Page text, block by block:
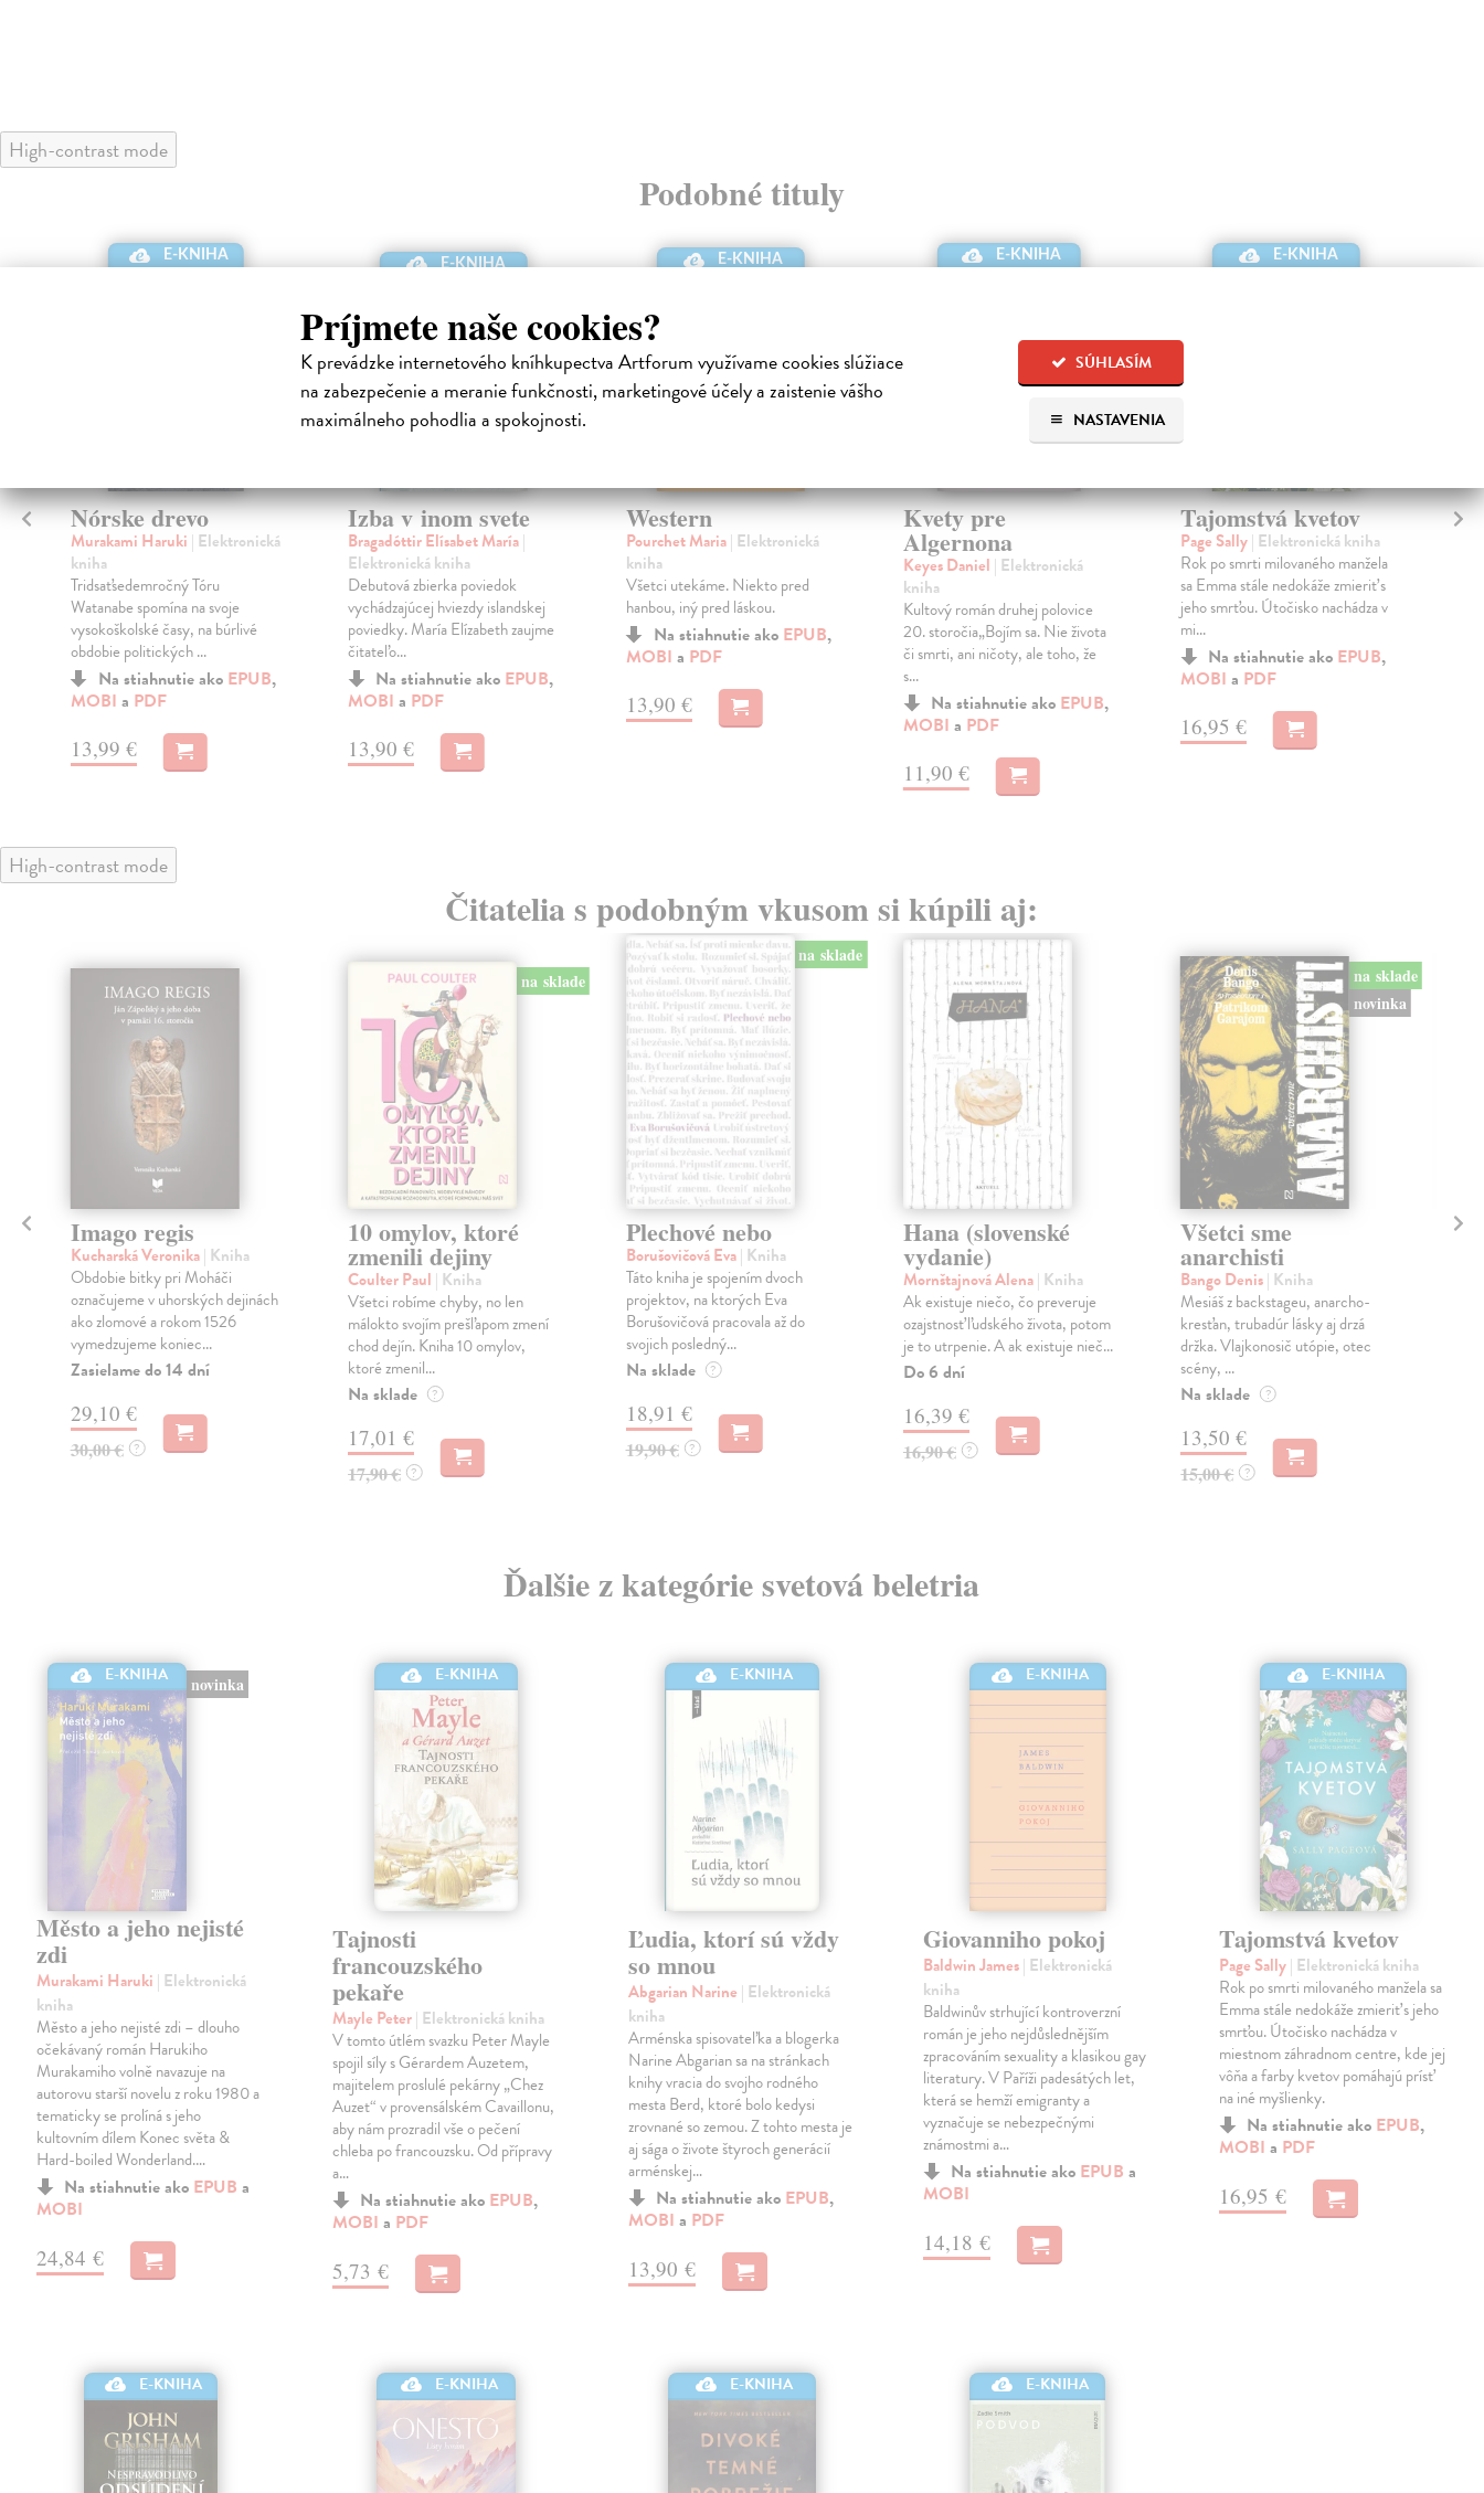
Príjmete naše cookies?
K prevádzke internetového kníhkupectva Artforum využívame cookies slúžiace
na zabezpečenie a meranie funkčnosti, marketingové účely a zaistenie vášho
maximálneho pohodlia a spokojnosti.
SÚHLASÍM
NASTAVENIA
High-contrast mode
Podobné tituly
E-KNIHA
Nórske drevo
Murakami Haruki | Elektronická
kniha
Tridsaťsedemročný Tóru
Watanabe spomína na svoje
vysokoškolské časy, na búrlivé
obdobie politických ...
Na stiahnutie ako EPUB,
MOBI a PDF
13,99 €
E-KNIHA
Izba v inom svete
Bragadóttir Elísabet María|
Elektronická kniha
Debutová zbierka poviedok
vychádzajúcej hviezdy islandskej
poviedky. María Elízabeth zaujme
čitateľo...
Na stiahnutie ako EPUB,
MOBI a PDF
13,90 €
E-KNIHA
Western
Pourchet Maria| Elektronická
kniha
Všetci utekáme. Niekto pred
hanbou, iný pred láskou.
Na stiahnutie ako EPUB,
MOBI a PDF
13,90 €
E-KNIHA
Kvety pre
Algernona
Keyes Daniel | Elektronická
kniha
Kultový román druhej polovice
20. storočia„Bojím sa. Nie života
či smrti, ani ničoty, ale toho, že
s...
Na stiahnutie ako EPUB,
MOBI a PDF
11,90 €
E-KNIHA
Tajomstvá kvetov
Page Sally| Elektronická kniha
Rok po smrti milovaného manžela
sa Emma stále nedokáže zmieriť s
jeho smrťou. Útočisko nachádza v
mi...
Na stiahnutie ako EPUB,
MOBI a PDF
16,95 €
High-contrast mode
Čitatelia s podobným vkusom si kúpili aj:
Imago regis
Kucharská Veronika| Kniha
Obdobie bitky pri Moháči
označujeme v uhorských dejinách
ako zlomové a rokom 1526
vymedzujeme koniec...
Zasielame do 14 dní
29,10 €
30,00 € ?
na sklade
10 omylov, ktoré
zmenili dejiny
Coulter Paul | Kniha
Všetci robíme chyby, no len
málokto svojím prešľapom zmení
chod dejín. Kniha 10 omylov,
ktoré zmenil...
Na sklade ?
17,01 €
17,90 € ?
na sklade
Plechové nebo
Borušovičová Eva| Kniha
Táto kniha je spojením dvoch
projektov, na ktorých Eva
Borušovičová pracovala až do
svojich posledný...
Na sklade ?
18,91 €
19,90 € ?
Hana (slovenské
vydanie)
Mornštajnová Alena| Kniha
Ak existuje niečo, čo preveruje
ozajstnosť ľudského života, potom
je to utrpenie. A ak existuje nieč...
Do 6 dní
16,39 €
16,90 € ?
na sklade
novinka
Všetci sme
anarchisti
Bango Denis| Kniha
Mesiáš z backstageu, anarcho-
kresťan, trubadúr lásky aj drzá
držka. Vlajkonosič utópie, otec
scény, ...
Na sklade ?
13,50 €
15,00 € ?
V
Ďalšie z kategórie svetová beletria
E-KNIHA novinka
Město a jeho nejisté
zdi
Murakami Haruki | Elektronická
kniha
Město a jeho nejisté zdi – dlouho
očekávaný román Harukiho
Murakamiho volně navazuje na
autorovu starší novelu z roku 1980 a
tematicky se prolíná s jeho
kultovním dílem Konec světa &
Hard-boiled Wonderland.…
Na stiahnutie ako EPUB a
MOBI
24,84 €
E-KNIHA
Tajnosti
francouzského
pekaře
Mayle Peter| Elektronická kniha
V tomto útlém svazku Peter Mayle
spojil síly s Gérardem Auzetem,
majitelem proslulé pekárny „Chez
Auzet“ v provensálském Cavaillonu,
aby nám prozradil vše o pečení
chleba po francouzsku. Od přípravy
a…
Na stiahnutie ako EPUB,
MOBI a PDF
5,73 €
E-KNIHA
Ľudia, ktorí sú vždy
so mnou
Abgarian Narine | Elektronická
kniha
Arménska spisovateľka a blogerka
Narine Abgarian sa na stránkach
knihy vracia do svojho rodného
mesta Berd, ktoré bolo kedysi
zrovnané so zemou. Z tohto mesta je
aj sága o živote štyroch generácií
arménskej…
Na stiahnutie ako EPUB,
MOBI a PDF
13,90 €
E-KNIHA
Giovanniho pokoj
Baldwin James| Elektronická
kniha
Baldwinův strhující kontroverzní
román je jeho nejdůslednějším
zpracováním sexuality a klasikou gay
literatury. V Paříži padesátých let,
která se hemží emigranty a
vyznačuje se nebezpečnými
známostmi a…
Na stiahnutie ako EPUB a
MOBI
14,18 €
E-KNIHA
Tajomstvá kvetov
Page Sally| Elektronická kniha
Rok po smrti milovaného manžela sa
Emma stále nedokáže zmieriť s jeho
smrťou. Útočisko nachádza v
miestnom záhradnom centre, kde jej
vôňa a farby kvetov pomáhajú prísť
na iné myšlienky.
Na stiahnutie ako EPUB,
MOBI a PDF
16,95 €
E-KNIHA E-KNIHA E-KNIHA E-KNIHA